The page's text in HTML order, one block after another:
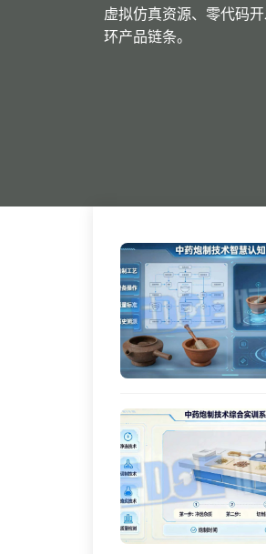
虚拟仿真资源、零代码
环产品链条。